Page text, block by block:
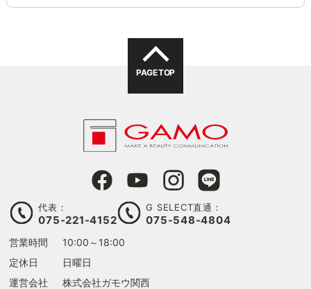
PAGE TOP
代表：
075-221-4152
G SELECT直通：
075-548-4804
営業時間
10:00～18:00
定休日
日曜日
運営会社
株式会社ガモウ関西